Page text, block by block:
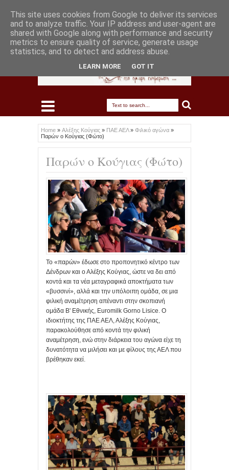
Home » Αλέξης Κούγιας » ΠΑΕ ΑΕΛ» Φιλικό αγώνα »
Παρών ο Κούγιας (Φώτο)
Παρών ο Κούγιας (Φώτο)
Το «παρών» έδωσε στο προπονητικό κέντρο των
Δένδρων και ο Αλέξης Κούγιας, ώστε να δει από
κοντά και τα νέα μεταγραφικά αποκτήματα των
«βυσσινί», αλλά και την υπόλοιπη ομάδα, σε μια
φιλική αναμέτρηση απέναντι στην σκοπιανή
ομάδα Β' Εθνικής, Euromilk Gorno Lisice. Ο
ιδιοκτήτης της ΠΑΕ ΑΕΛ, Αλέξης Κούγιας,
παρακολούθησε από κοντά την φιλική
αναμέτρηση, ενώ στην διάρκεια του αγώνα είχε τη
δυνατότητα να μιλήσει και με φίλους της ΑΕΛ που
βρέθηκαν εκεί.
This site uses cookies from Google to deliver its services
and to analyze traffic. Your IP address and user-agent are
shared with Google along with performance and security
metrics to ensure quality of service, generate usage
statistics, and to detect and address abuse.
LEARN MORE GOT IT